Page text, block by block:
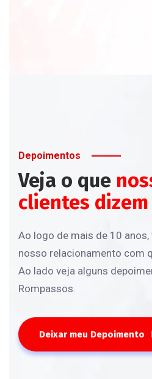
Depoimentos
Veja o que
clientes dizem
Ao logo de mais de 10
nosso relacionamento com
Ao lado veja alguns
Rompassos.
Deixar meu Depoimento